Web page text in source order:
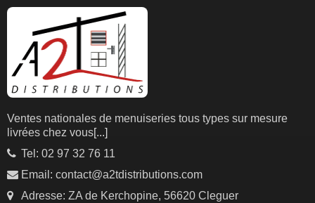
Ventes nationales de menuiseries tous types sur mesure
livrées chez vous[...]
Tel: 02 97 32 76 11
Email: contact@a2tdistributions.com
Adresse: ZA de Kerchopine, 56620 Cleguer